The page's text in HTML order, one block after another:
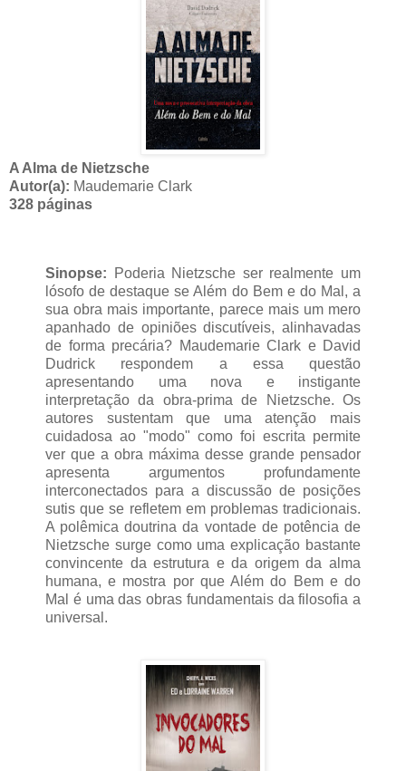
A Alma de Nietzsche
Autor(a): Maudemarie Clark
328 páginas
Sinopse:
Poderia Nietzsche ser realmente um
lósofo de destaque se Além do Bem e do Mal, a
sua obra mais importante, parece mais um mero
apanhado de opiniões discutíveis, alinhavadas
de forma precária? Maudemarie Clark e David
Dudrick respondem a essa questão
apresentando uma nova e instigante
interpretação da obra-prima de Nietzsche. Os
autores sustentam que uma atenção mais
cuidadosa ao "modo" como foi escrita permite
ver que a obra máxima desse grande pensador
apresenta argumentos profundamente
interconectados para a discussão de posições
sutis que se refletem em problemas tradicionais.
A polêmica doutrina da vontade de potência de
Nietzsche surge como uma explicação bastante
convincente da estrutura e da origem da alma
humana, e mostra por que Além do Bem e do
Mal é uma das obras fundamentais da filosofia a
universal.